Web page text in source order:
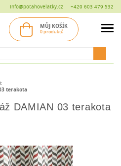
info@potahovelatky.cz +420 603 479 532
MŮJ KOŠÍK
0 produktů
terakota
DAMIAN 03 terakota